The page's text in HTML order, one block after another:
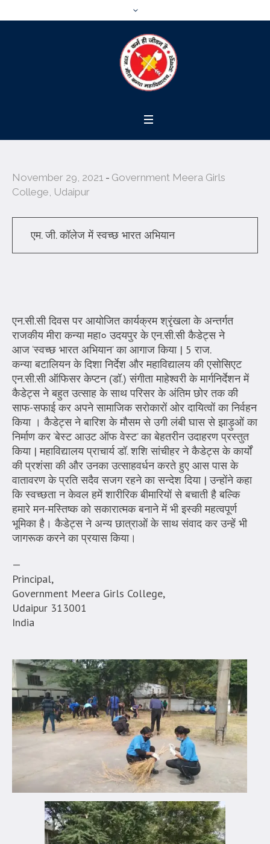
November 29, 2021
Government Meera Girls
College, Udaipur
एम. जी. कॉलेज में स्वच्छ भारत अभियान
एन.सी.सी दिवस पर आयोजित कार्यक्रम श्रृंखला के अन्तर्गत
राजकीय मीरा कन्या महा० उदयपुर के एन.सी.सी कैडेट्स ने
आज ‘स्वच्छ भारत अभियान’ का आगाज किया | 5 राज.
कन्या बटालियन के दिशा निर्देश और महाविद्यालय की एसोसिएट
एन.सी.सी ऑफिसर केप्टन (डॉ.) संगीता माहेश्वरी के मार्गनिर्देशन में
कैडेट्स ने बहुत उत्साह के साथ परिसर के अंतिम छोर तक की
साफ-सफाई कर अपने सामाजिक सरोकारों ओर दायित्वों का निर्वहन
किया । कैडेट्स ने बारिश के मौसम से उगी लंबी घास से झाड़ुओं का
निर्माण कर ‘बेस्ट आउट ऑफ वेस्ट’ का बेहतरीन उदाहरण प्रस्तुत
किया | महाविद्यालय प्राचार्य डॉ. शशि सांचीहर ने कैडेट्स के कार्यों
की प्रशंसा की और उनका उत्साहवर्धन करते हुए आस पास के
वातावरण के प्रति सदैव सजग रहने का सन्देश दिया | उन्होंने कहा
कि स्वच्छता न केवल हमें शारीरिक बीमारियों से बचाती है बल्कि
हमारे मन-मस्तिष्क को सकारात्मक बनाने में भी इस्की महत्वपूर्ण
भूमिका है। कैडेट्स ने अन्य छात्राओं के साथ संवाद कर उन्हें भी
जागरूक करने का प्रयास किया।
—
Principal,
Government Meera Girls College,
Udaipur 313001
India